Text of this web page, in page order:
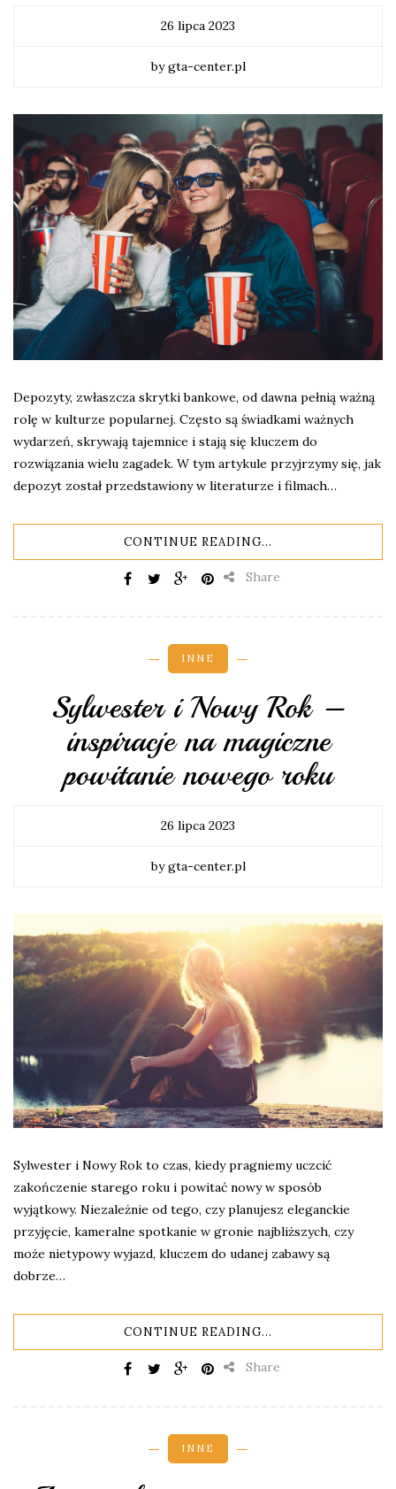
26 lipca 2023
by gta-center.pl
Depozyty, zwłaszcza skrytki bankowe, od dawna pełnią ważną
rolę w kulturze popularnej. Często są świadkami ważnych
wydarzeń, skrywają tajemnice i stają się kluczem do
rozwiązania wielu zagadek. W tym artykule przyjrzymy się, jak
depozyt został przedstawiony w literaturze i filmach…
CONTINUE READING...
Share
INNE
Sylwester i Nowy Rok –
inspiracje na magiczne
powitanie nowego roku
26 lipca 2023
by gta-center.pl
Sylwester i Nowy Rok to czas, kiedy pragniemy uczcić
zakończenie starego roku i powitać nowy w sposób
wyjątkowy. Niezależnie od tego, czy planujesz eleganckie
przyjęcie, kameralne spotkanie w gronie najbliższych, czy
może nietypowy wyjazd, kluczem do udanej zabawy są
dobrze…
CONTINUE READING...
Share
INNE